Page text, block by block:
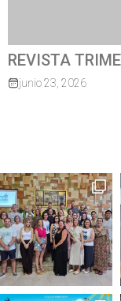
REVISTA
junio 23, 2026